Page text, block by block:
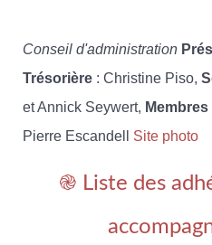
Conseil d'administration
Trésorière : Christine Piso,
et Annick Seywert,
Pierre Escandell Site photo
֎ Liste des